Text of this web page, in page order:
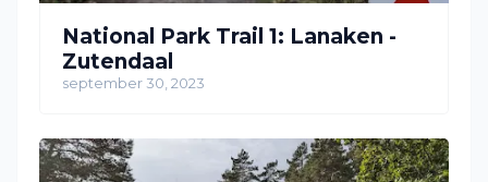
National Park Trail 1: Lanaken -
Zutendaal
september 30, 2023